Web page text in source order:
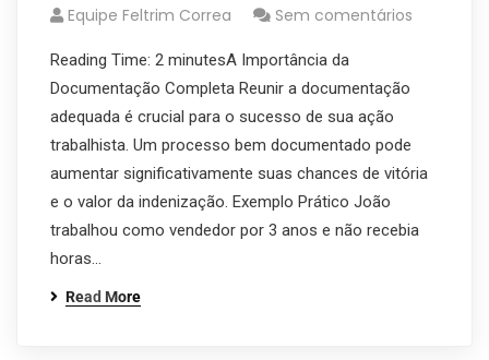
Equipe Feltrim Correa Sem comentários
Reading Time: 2 minutesA Importância da
Documentação Completa Reunir a documentação
adequada é crucial para o sucesso de sua ação
trabalhista. Um processo bem documentado pode
aumentar significativamente suas chances de vitória
e o valor da indenização. Exemplo Prático João
trabalhou como vendedor por 3 anos e não recebia
horas…
Read More